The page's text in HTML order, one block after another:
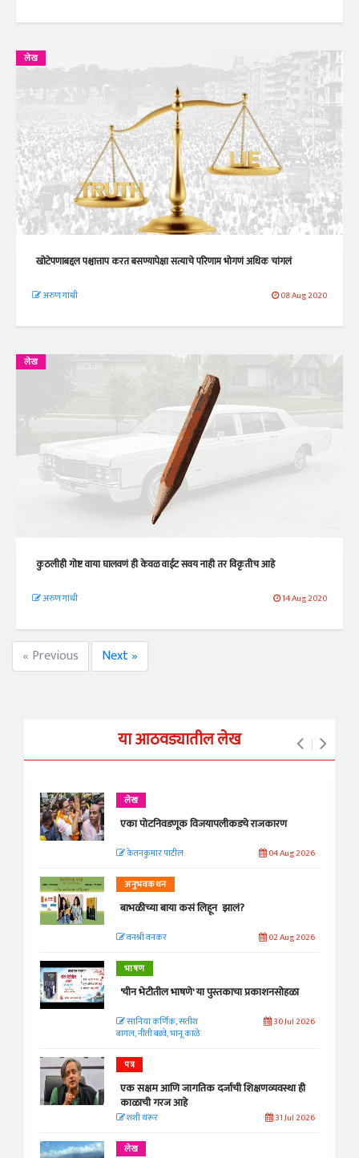
लेख
खोटेपणाबद्दल पश्चात्ताप करत बसण्यापेक्षा सत्याचे परिणाम भोगणं अधिक चांगलं
अरुण गांधी 08 Aug 2020
लेख
कुठलीही गोष्ट वाया घालवणं ही केवळ वाईट सवय नाही तर विकृतीच आहे
अरुण गांधी 14 Aug 2020
« Previous Next »
या आठवड्यातील लेख
लेख
एका पोटनिवडणूक विजयापलीकडचे राजकारण
केतनकुमार पाटील 04 Aug 2026
अनुभवकथन
बाभळीच्या बाया कसं लिहून झालं?
वनश्री वनकर 02 Aug 2026
भाषण
'चीन भेटीतील भाषणे' या पुस्तकाचा प्रकाशनसोहळा
सानिया कर्णिक, सतीश
बागल, नीती बडवे, भानू काळे
30 Jul 2026
पत्र
एक सक्षम आणि जागतिक दर्जाची शिक्षणव्यवस्था ही
काळाची गरज आहे
शशी थरूर 31 Jul 2026
लेख